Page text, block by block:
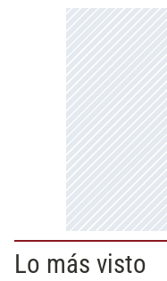
Lo más visto